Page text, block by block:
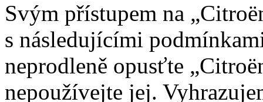
Svým přístupem na
s následujícími
neprodleně opusťte
nepoužívejte jej.